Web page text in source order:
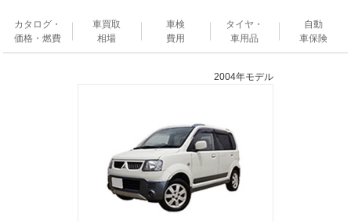
カタログ・
価格・燃費
車買取
相場
車検
費用
タイヤ・
車用品
自動
車保険
2004年モデル